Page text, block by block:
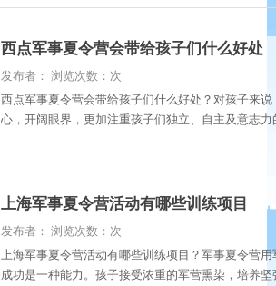
西点军事夏令营会带给孩子们什么好处
发布者： 浏览次数：次
西点军事夏令营会带给孩子们什么好处？对孩子来
心，开阔眼界，更加注重孩子们独立、自主及意志
上海军事夏令营活动有哪些训练项目
发布者： 浏览次数：次
上海军事夏令营活动有哪些训练项目？军事夏令营
成功是一种能力。孩子接受浓重的军营熏染，培养